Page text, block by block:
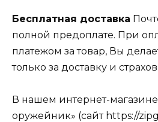
Бесплатная доставка
полной предоплате. При
платежом за товар, Вы
только за доставку и
В нашем интернет-
оружейник» (сайт https://